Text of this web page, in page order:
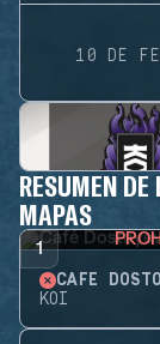
10 DE
RESUMEN DE
MAPAS
1
CAFÉ
KOI